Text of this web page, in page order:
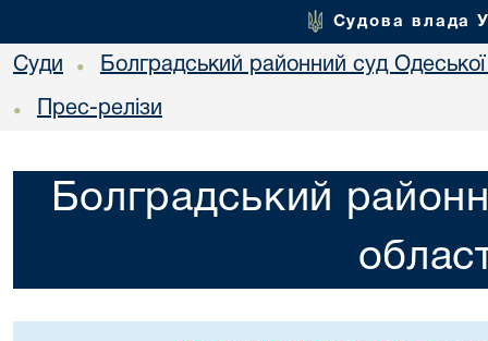
Судова влада
Суди • Болградський районний суд Одеської
• Прес-релізи
Болградський